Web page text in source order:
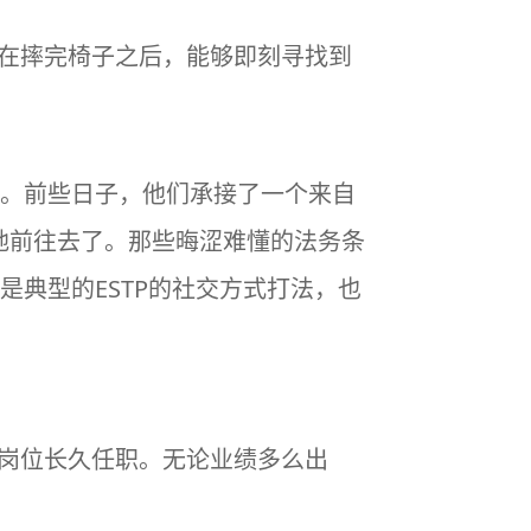
摔完椅子之后，能够即刻寻找到
前些日子，他们承接了一个来自
往去了。那些晦涩难懂的法务条
典型的ESTP的社交方式打法，也
位长久任职。无论业绩多么出